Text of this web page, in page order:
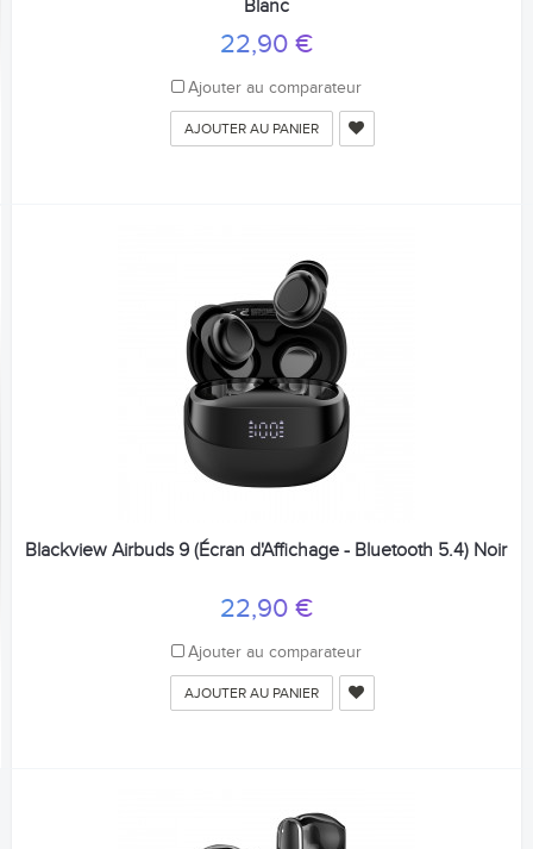
Blanc
22,90 €
Ajouter au comparateur
AJOUTER AU PANIER
Blackview Airbuds 9 (Écran d'Affichage - Bluetooth 5.4) Noir
22,90 €
Ajouter au comparateur
AJOUTER AU PANIER